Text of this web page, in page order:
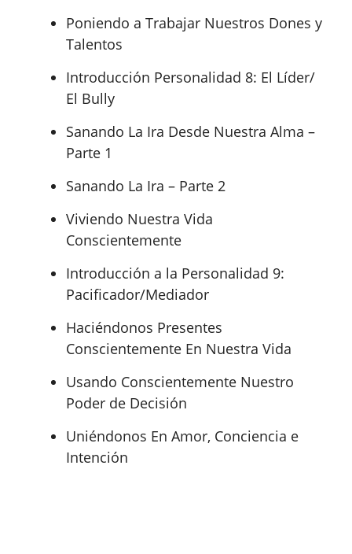
Poniendo a Trabajar Nuestros Dones y
Talentos
Introducción Personalidad 8: El Líder/
El Bully
Sanando La Ira Desde Nuestra Alma –
Parte 1
Sanando La Ira – Parte 2
Viviendo Nuestra Vida
Conscientemente
Introducción a la Personalidad 9:
Pacificador/Mediador
Haciéndonos Presentes
Conscientemente En Nuestra Vida
Usando Conscientemente Nuestro
Poder de Decisión
Uniéndonos En Amor, Conciencia e
Intención